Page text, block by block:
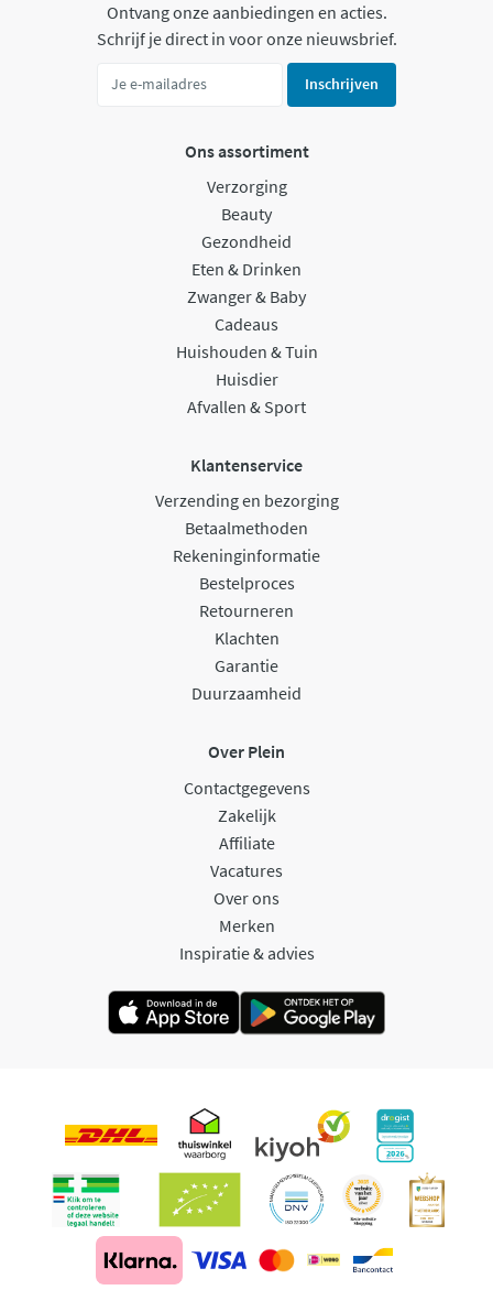
Ontvang onze aanbiedingen en acties.
Schrijf je direct in voor onze nieuwsbrief.
Inschrijven
Ons assortiment
Verzorging
Beauty
Gezondheid
Eten & Drinken
Zwanger & Baby
Cadeaus
Huishouden & Tuin
Huisdier
Afvallen & Sport
Klantenservice
Verzending en bezorging
Betaalmethoden
Rekeninginformatie
Bestelproces
Retourneren
Klachten
Garantie
Duurzaamheid
Over Plein
Contactgegevens
Zakelijk
Affiliate
Vacatures
Over ons
Merken
Inspiratie & advies